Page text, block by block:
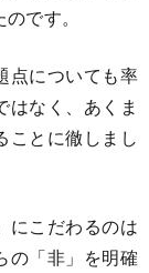
です。
点についても率
はなく、あくま
ことに徹しまし
にこだわるのは
の「非」を明確